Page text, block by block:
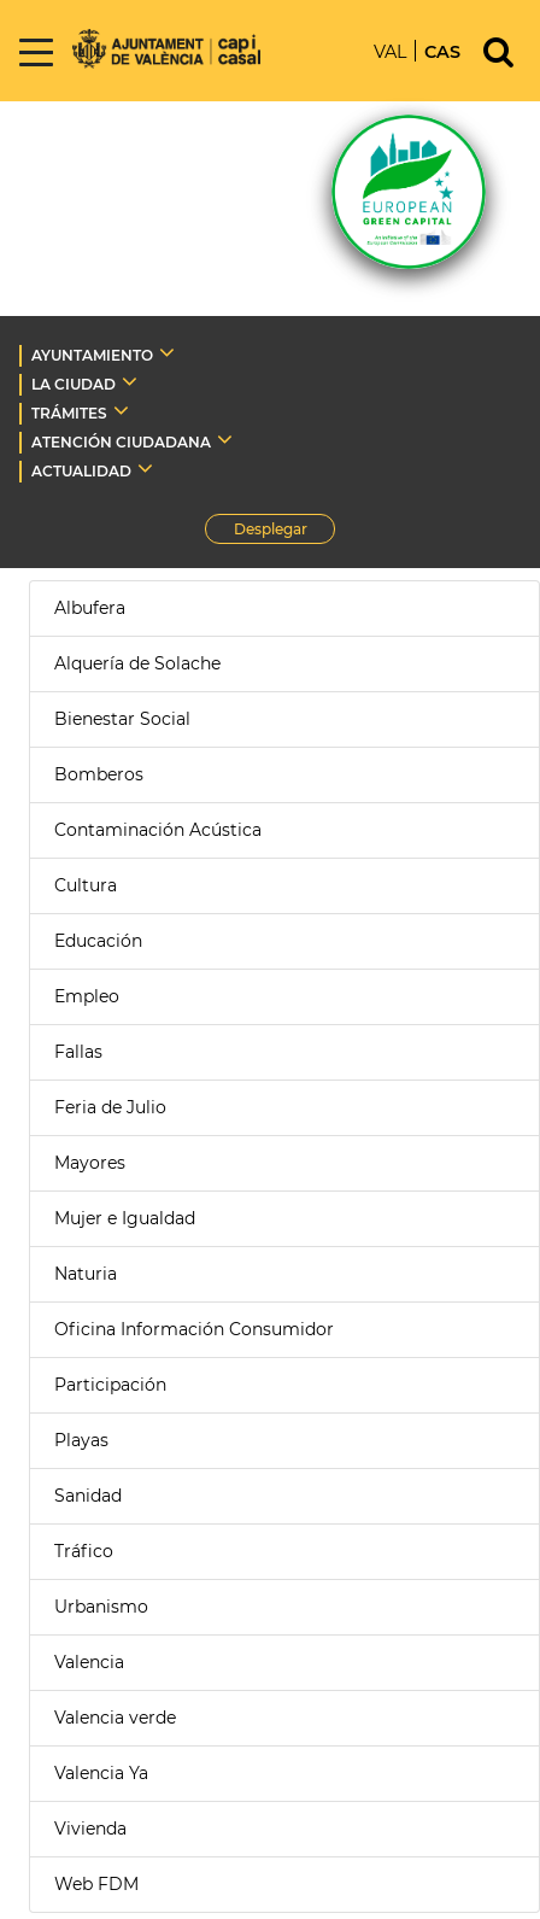
VAL CAS
AYUNTAMIENTO
LA CIUDAD
TRÁMITES
ATENCIÓN CIUDADANA
ACTUALIDAD
Desplegar
Albufera
Alquería de Solache
Bienestar Social
Bomberos
Contaminación Acústica
Cultura
Educación
Empleo
Fallas
Feria de Julio
Mayores
Mujer e Igualdad
Naturia
Oficina Información Consumidor
Participación
Playas
Sanidad
Tráfico
Urbanismo
Valencia
Valencia verde
Valencia Ya
Vivienda
Web FDM